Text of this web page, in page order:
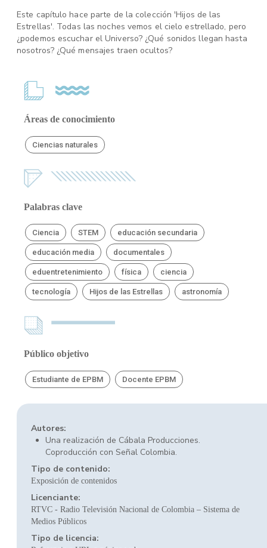
Este capítulo hace parte de la colección 'Hijos de las
Estrellas'. Todas las noches vemos el cielo estrellado, pero
¿podemos escuchar el Universo? ¿Qué sonidos llegan hasta
nosotros? ¿Qué mensajes traen ocultos?
Áreas de conocimiento
Ciencias naturales
Palabras clave
Ciencia STEM educación secundaria
educación media documentales
eduentretenimiento física ciencia
tecnología Hijos de las Estrellas astronomía
Público objetivo
Estudiante de EPBM Docente EPBM
Autores:
Una realización de Cábala Producciones.
Coproducción con Señal Colombia.
Tipo de contenido:
Exposición de contenidos
Licenciante:
RTVC - Radio Televisión Nacional de Colombia – Sistema de
Medios Públicos
Tipo de licencia: